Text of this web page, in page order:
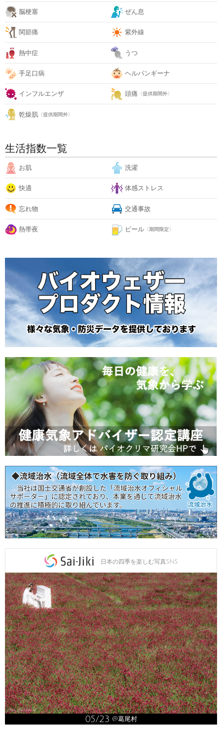
脳梗塞 ぜん息
関節痛 紫外線
熱中症 うつ
手足口病 ヘルパンギーナ
インフルエンザ 頭痛 〈提供期間外〉
乾燥肌 〈提供期間外〉
生活指数一覧
お肌 洗濯
快適 体感ストレス
忘れ物 交通事故
熱帯夜 ビール 〈期間限定〉
日本の四季を楽しむ写真SNS
05/23 @葛尾村